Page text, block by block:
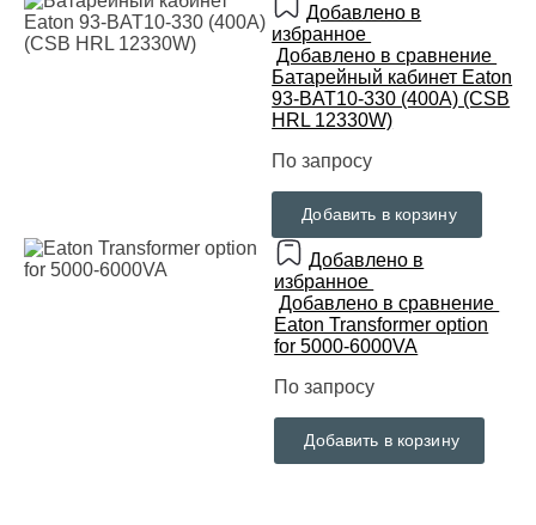
Добавлено в
избранное
Добавлено в сравнение
Батарейный кабинет Eaton
93-BAT10-330 (400A) (CSB
HRL 12330W)
По запросу
Добавить в корзину
Добавлено в
избранное
Добавлено в сравнение
Eaton Transformer option
for 5000-6000VA
По запросу
Добавить в корзину